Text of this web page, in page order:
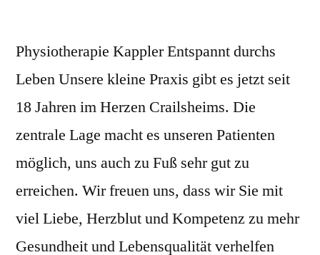
Physiotherapie Kappler Entspannt durchs
Leben Unsere kleine Praxis gibt es jetzt seit
18 Jahren im Herzen Crailsheims. Die
zentrale Lage macht es unseren Patienten
möglich, uns auch zu Fuß sehr gut zu
erreichen. Wir freuen uns, dass wir Sie mit
viel Liebe, Herzblut und Kompetenz zu mehr
Gesundheit und Lebensqualität verhelfen